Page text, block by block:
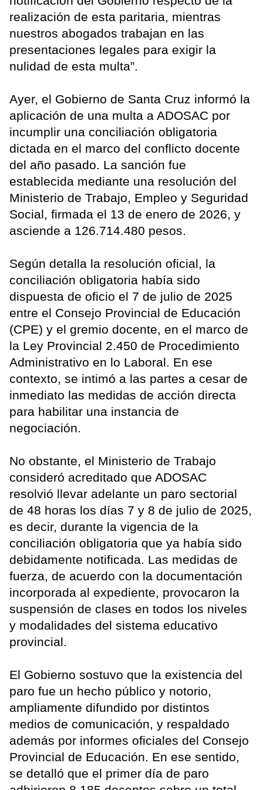
realización de esta paritaria, mientras
nuestros abogados trabajan en las
presentaciones legales para exigir la
nulidad de esta multa”.
Ayer, el Gobierno de Santa Cruz informó la
aplicación de una multa a ADOSAC por
incumplir una conciliación obligatoria
dictada en el marco del conflicto docente
del año pasado. La sanción fue
establecida mediante una resolución del
Ministerio de Trabajo, Empleo y Seguridad
Social, firmada el 13 de enero de 2026, y
asciende a 126.714.480 pesos.
Según detalla la resolución oficial, la
conciliación obligatoria había sido
dispuesta de oficio el 7 de julio de 2025
entre el Consejo Provincial de Educación
(CPE) y el gremio docente, en el marco de
la Ley Provincial 2.450 de Procedimiento
Administrativo en lo Laboral. En ese
contexto, se intimó a las partes a cesar de
inmediato las medidas de acción directa
para habilitar una instancia de
negociación.
No obstante, el Ministerio de Trabajo
consideró acreditado que ADOSAC
resolvió llevar adelante un paro sectorial
de 48 horas los días 7 y 8 de julio de 2025,
es decir, durante la vigencia de la
conciliación obligatoria que ya había sido
debidamente notificada. Las medidas de
fuerza, de acuerdo con la documentación
incorporada al expediente, provocaron la
suspensión de clases en todos los niveles
y modalidades del sistema educativo
provincial.
El Gobierno sostuvo que la existencia del
paro fue un hecho público y notorio,
ampliamente difundido por distintos
medios de comunicación, y respaldado
además por informes oficiales del Consejo
Provincial de Educación. En ese sentido,
se detalló que el primer día de paro